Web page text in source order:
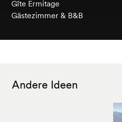
Gîte Ermitage
Gästezimmer & B&B
Andere Ideen